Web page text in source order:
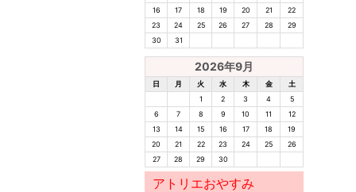
16
17 18 19 20 21
22
23
24 25 26 27 28
29
30
31
2026年9月
日 月 火 水 木 金
土
1
2 3 4
5
6
7 8 9 10 11
12
13
14 15 16 17 18
19
20
21 22 23 24 25
26
27
28 29 30
アトリエおやすみ